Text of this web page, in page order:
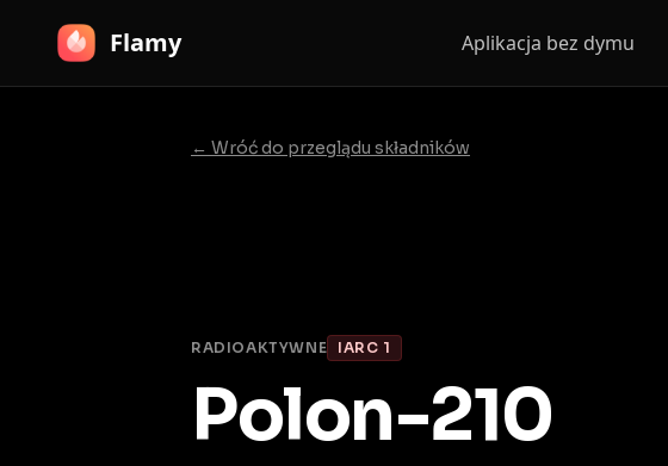
Flamy Aplikacja bez dymu
← Wróć do przeglądu składników
RADIOAKTYWNE IARC 1
Polon-210